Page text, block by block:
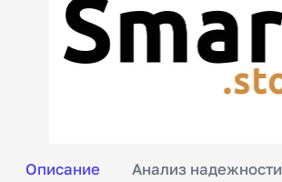
Описание Анализ надежности